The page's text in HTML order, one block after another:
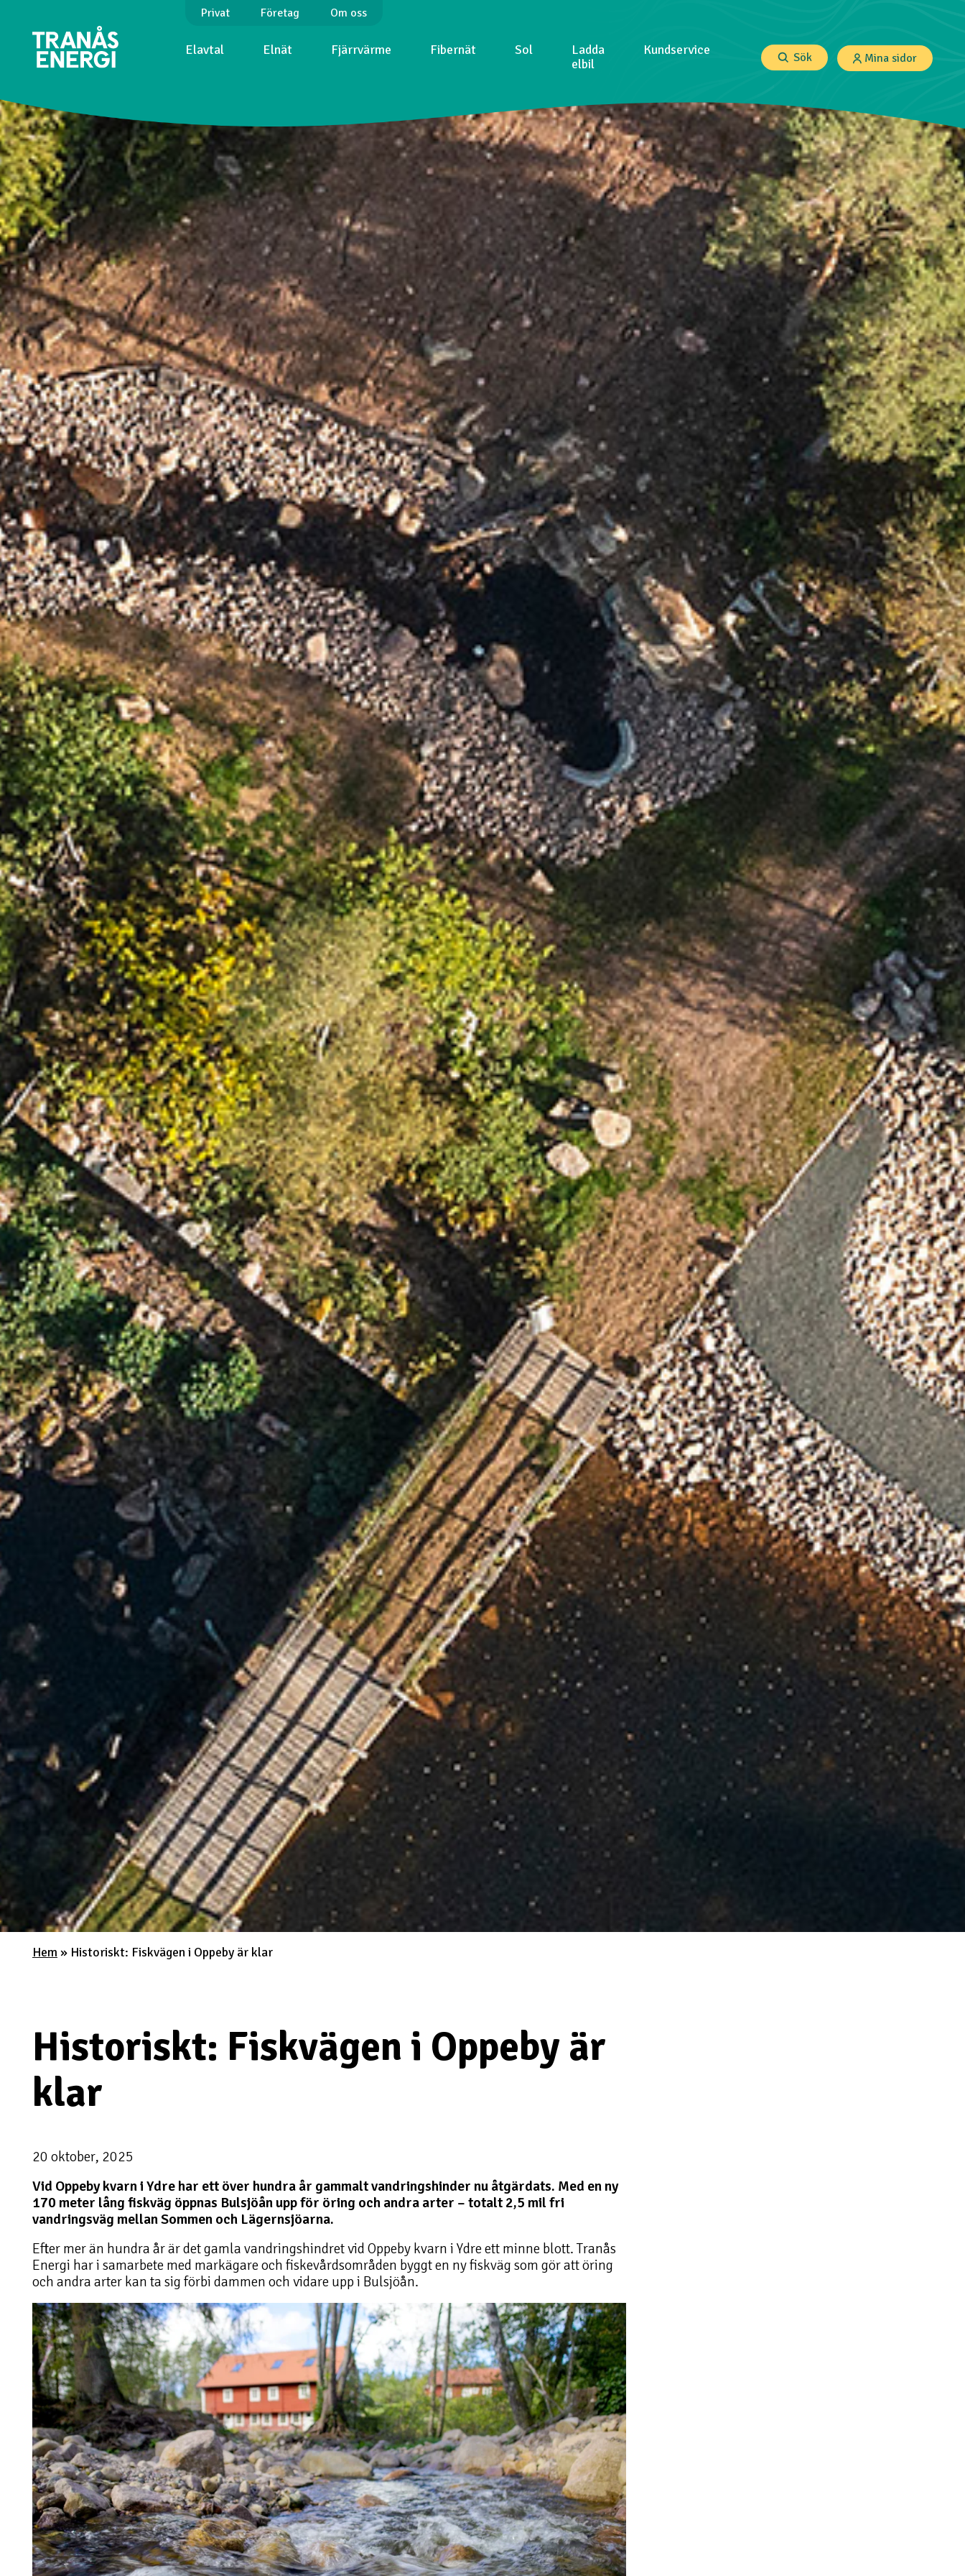
Privat Företag Om oss
Elavtal Elnät Fjärrvärme Fibernät Sol
Ladda
elbil
Kundservice Sök Mina sidor
Hem » Historiskt: Fiskvägen i Oppeby är klar
Historiskt: Fiskvägen i Oppeby är
klar
20 oktober, 2025
Vid Oppeby kvarn i Ydre har ett över hundra år gammalt vandringshinder nu åtgärdats. Med en ny
170 meter lång fiskväg öppnas Bulsjöån upp för öring och andra arter – totalt 2,5 mil fri
vandringsväg mellan Sommen och Lägernsjöarna.
Efter mer än hundra år är det gamla vandringshindret vid Oppeby kvarn i Ydre ett minne blott. Tranås
Energi har i samarbete med markägare och fiskevårdsområden byggt en ny fiskväg som gör att öring
och andra arter kan ta sig förbi dammen och vidare upp i Bulsjöån.